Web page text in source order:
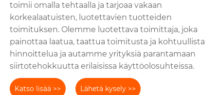
toimii omalla tehtaalla ja tarjoaa vakaan
korkealaatuisten, luotettavien tuotteiden
toimituksen. Olemme luotettava toimittaja, joka
painottaa laatua, taattua toimitusta ja kohtuullista
hinnoittelua ja autamme yrityksiä parantamaan
siirtotehokkuutta erilaisissa käyttöolosuhteissa.
Katso lisää >> Lähetä kysely >>